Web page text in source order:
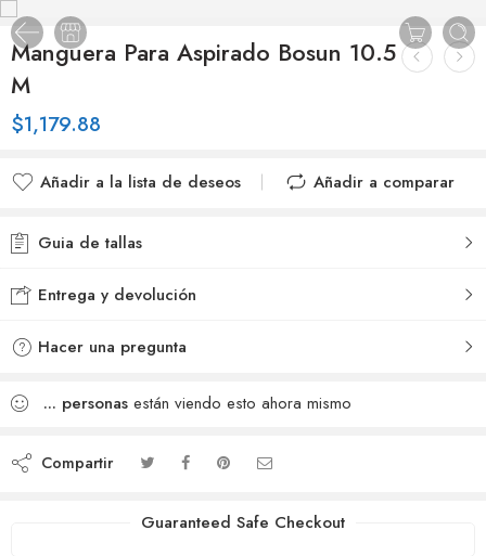
Manguera Para Aspirado Bosun 10.5
M
$1,179.88
Añadir a la lista de deseos
Añadir a comparar
Guia de tallas
Entrega y devolución
Hacer una pregunta
... personas están viendo esto ahora mismo
Compartir
Guaranteed Safe Checkout